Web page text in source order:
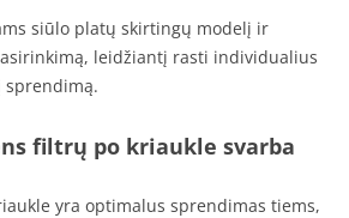
siūlo platų skirtingų modelį ir
leidžiantį rasti individualius
filtrų po kriaukle svarba
yra optimalus sprendimas tiems,